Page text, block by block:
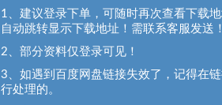
1、建议登录下单，可随时再次查看下载
自动跳转显示下载地址！需联系客服发送！
2、部分资料仅登录可见！
3、如遇到百度网盘链接失效了，记得在
行处理的。